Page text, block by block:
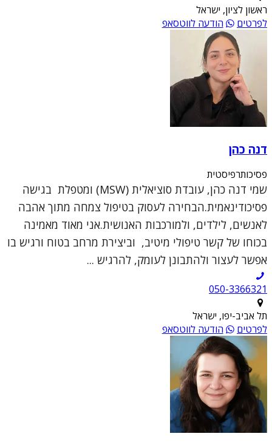
ראשון לציון, ישראל
לפרטים
הודעה לווטסאפ
דנה כהן
פסיכותרפיסטית
שמי דנה כהן, עובדת סוציאלית (MSW) ומטפלת בגישה
פסיכודינאמית.הבחירה לעסוק בטיפול צמחה מתוך אהבה
לאנשים, לילדים, ולמורכבות האנושית.אני מאוד מאמינה
בכוחו של קשר טיפולי מיטיב, וביצירת מרחב בטוח ורגיש בו
אפשר לעצור ולהתבונן לעומק, להרגיש ...
050-3366321
תל אביב-יפו, ישראל
לפרטים
הודעה לווטסאפ